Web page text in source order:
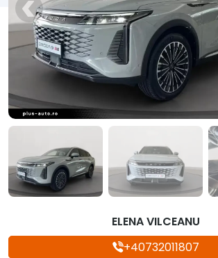
Contact
ELENA VILCEANU
+40732011807